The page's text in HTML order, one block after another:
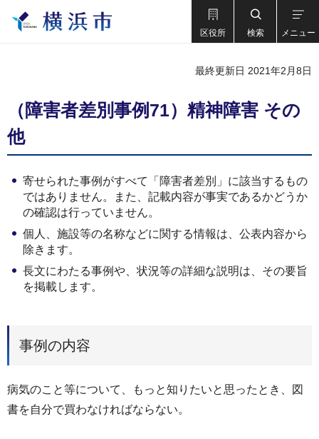
区役所 検索 メニュー
最終更新日 2021年2月8日
（障害者差別事例71）精神障害 その
他
寄せられた事例がすべて「障害者差別」に該当するもの
ではありません。また、記載内容が事実であるかどうか
の確認は行っていません。
個人、施設等の名称などに関する情報は、公表内容から
除きます。
長文にわたる事例や、状況等の詳細な説明は、その要旨
を掲載します。
事例の内容
病気のこと等について、もっと知りたいと思ったとき、図
書を自分で買わなければならない。